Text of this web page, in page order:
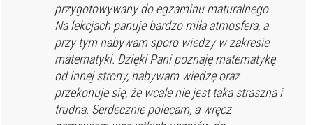
przygotowywany do egzaminu maturalnego.
Na lekcjach panuje bardzo miła atmosfera, a
przy tym nabywam sporo wiedzy w zakresie
matematyki. Dzięki Pani poznaję matematykę
od innej strony, nabywam wiedzę oraz
przekonuje się, że wcale nie jest taka straszna i
trudna. Serdecznie polecam, a wręcz